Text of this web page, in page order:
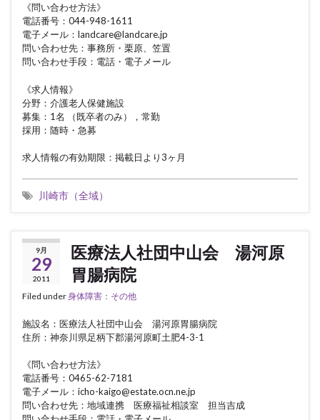
《問い合わせ方法》
電話番号：044-948-1611
電子メール：landcare@landcare.jp
問い合わせ先：事務所・栗原、笠置
問い合わせ手段：電話・電子メール
《求人情報》
分野：介護老人保健施設
募集：1名 （既卒者のみ），常勤
採用：随時・急募
求人情報の有効期限：掲載日より3ヶ月
川崎市（全域）
9月
29
2011
医療法人社団中山会 湯河原
胃腸病院
Filed under身体障害：その他
施設名：医療法人社団中山会 湯河原胃腸病院
住所：神奈川県足柄下郡湯河原町土肥4-3-1
《問い合わせ方法》
電話番号：0465-62-7181
電子メール：icho-kaigo@estate.ocn.ne.jp
問い合わせ先：地域連携 医療福祉相談室 担当吉成